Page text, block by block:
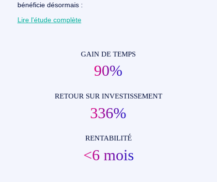
bénéficie désormais :
Lire l'étude complète
GAIN DE TEMPS
90%
RETOUR SUR INVESTISSEMENT
336%
RENTABILITÉ
<6 mois